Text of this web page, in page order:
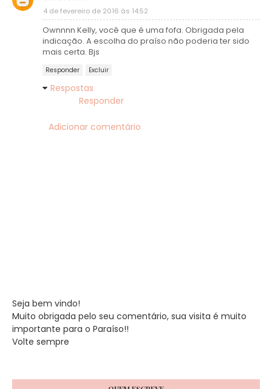
4 de fevereiro de 2016 às 14:52
Ownnnn Kelly, você que é uma fofa. Obrigada pela
indicação. A escolha do praíso não poderia ter sido
mais certa. Bjs
Responder Excluir
Respostas
Responder
Adicionar comentário
Seja bem vindo!
Muito obrigada pelo seu comentário, sua visita é muito
importante para o Paraíso!!
Volte sempre